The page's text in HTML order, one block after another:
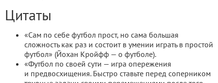
Цитаты
«Сам по себе футбол прост, но сама большая
сложность как раз и состоит в умении играть в простой
футбол» (Йохан Кройфф — о футболе).
«Футбол по своей сути — игра опережения
и предвосхищения. Быстро ставьте перед соперником